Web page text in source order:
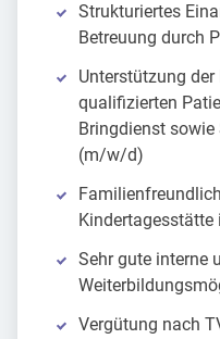
Strukturiertes
Betreuung durch
Unterstützung
qualifizierten
Bringdienst
(m/w/d)
Sehr gute interne
Vergütung nach